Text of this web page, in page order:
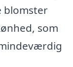
blomster
som